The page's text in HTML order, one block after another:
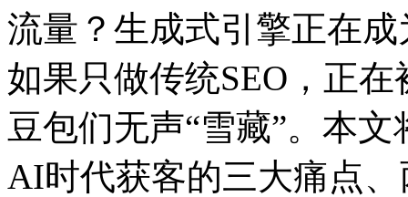
流量？生成式引擎正在
如果只做传统SEO，正
豆包们无声“雪藏”。本
AI时代获客的三大痛点